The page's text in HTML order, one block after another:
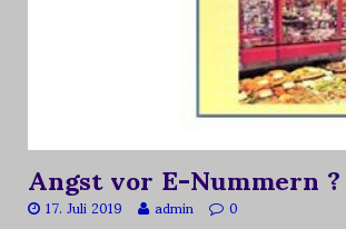
Angst vor E-Nummern ?
17. Juli 2019 admin 0